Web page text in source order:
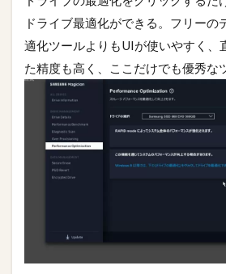
ドライブ最適化ができる。フリーの
適化ツールよりもUIが使いやすく、
た精度も高く、ここだけでも優秀な